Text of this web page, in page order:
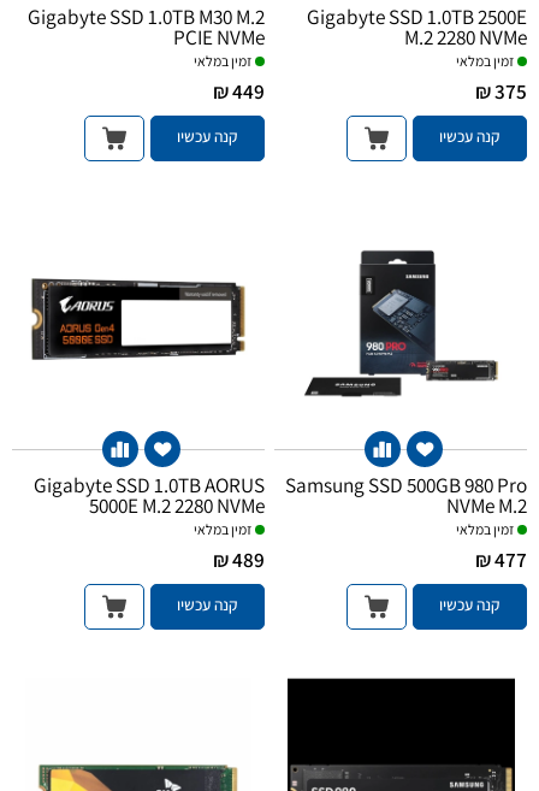
Gigabyte SSD 1.0TB 2500E
M.2 2280 NVMe
זמין במלאי
375 ₪
קנה עכשיו
Gigabyte SSD 1.0TB M30 M.2
PCIE NVMe
זמין במלאי
449 ₪
קנה עכשיו
Samsung SSD 500GB 980 Pro
NVMe M.2
זמין במלאי
477 ₪
קנה עכשיו
Gigabyte SSD 1.0TB AORUS
5000E M.2 2280 NVMe
זמין במלאי
489 ₪
קנה עכשיו